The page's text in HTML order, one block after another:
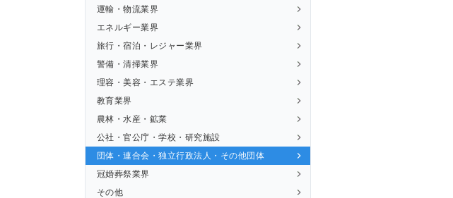
運輸・物流業界
エネルギー業界
旅行・宿泊・レジャー業界
警備・清掃業界
理容・美容・エステ業界
教育業界
農林・水産・鉱業
公社・官公庁・学校・研究施設
団体・連合会・独立行政法人・その他団体
冠婚葬祭業界
その他